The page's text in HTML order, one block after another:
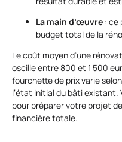
La main d’œuvre : ce
budget total de la
Le coût moyen d’une
oscille entre 800 et 1 500
fourchette de prix varie
l’état initial du bâti
pour préparer votre projet
financière totale.